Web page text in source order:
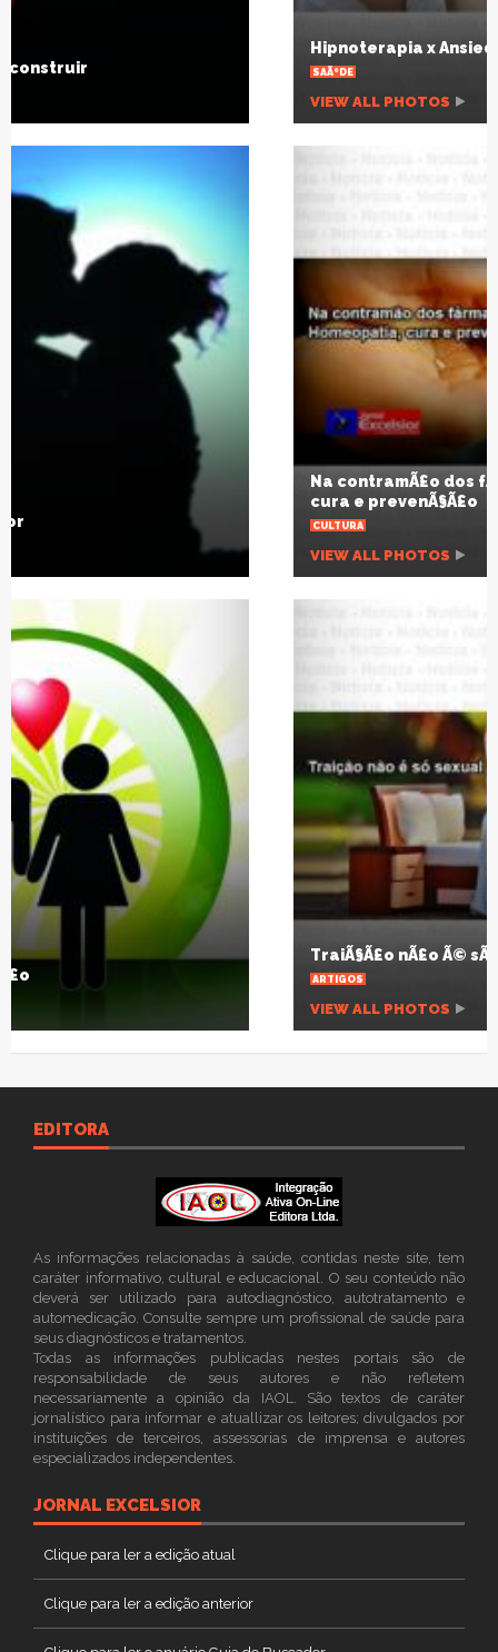
SAÃºDE
Na contramÃ£o dos fÃ¡rmacos: homeopatia,
TraiÃ§Ã£o nÃ£o Ã© sÃ³ sexual
EDITORA
As informações relacionadas à saúde, contidas neste site, tem
caráter informativo, cultural e educacional. O seu conteúdo não
deverá ser utilizado para autodiagnóstico, autotratamento e
automedicação. Consulte sempre um profissional de saúde para
seus diagnósticos e tratamentos.
Todas as informações publicadas nestes portais são de
responsabilidade de seus autores e não refletem
necessariamente a opinião da IAOL. São textos de caráter
jornalístico para informar e atuallizar os leitores; divulgados por
instituições de terceiros, assessorias de imprensa e autores
especializados independentes.
JORNAL EXCELSIOR
Clique para ler a edição atual
Clique para ler a edição anterior